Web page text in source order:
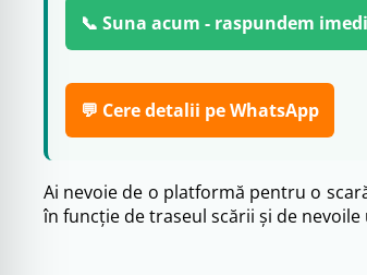
📞 Suna acum - raspundem
💬 Cere detalii pe WhatsApp
Ai nevoie de o platformă pentru o scară dreaptă? Contactează echipa Adapt.ro pentru informații despre soluții pentru scări liniare,
în funcție de traseul scării și de